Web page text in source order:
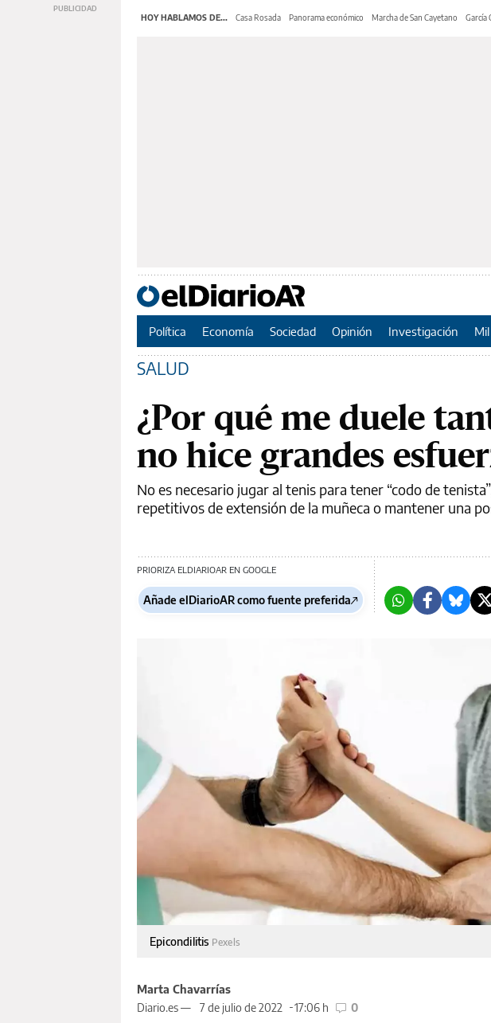
HOY HABLAMOS DE... Casa Rosada Panorama económico Marcha de San Cayetano García
Política Economía Sociedad Opinión Investigación
SALUD
¿Por qué me duele
no hice grandes
No es necesario jugar al tenis para tener “codo de
repetitivos de extensión de la muñeca o mantener una
PRIORIZA ELDIARIOAR EN GOOGLE
Añade elDiarioAR como fuente preferida
Epicondilitis Pexels
Marta Chavarrías
Diario.es —
7 de julio de 2022 17:06 h 0